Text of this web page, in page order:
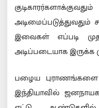
அடிமைப்படுத்துவதும்
இவைகள் எப்படி
அடிப்படையாக இருக்க
பழைய புராணங்களை
இந்தியாவில்